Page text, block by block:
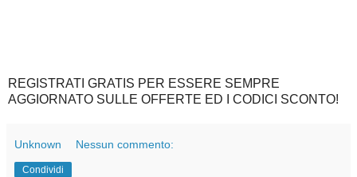
REGISTRATI GRATIS PER ESSERE SEMPRE
AGGIORNATO SULLE OFFERTE ED I CODICI SCONTO!
Unknown Nessun commento:
Condividi